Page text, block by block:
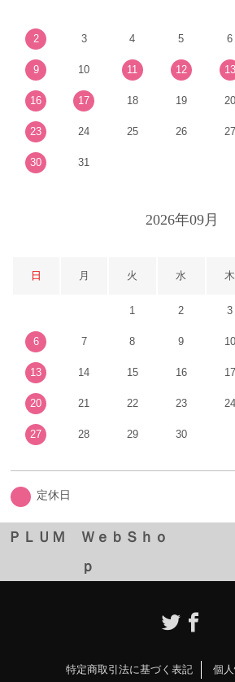
2 3 4 5 6
9 10 11 12 13
16 17 18 19 20
23 24 25 26 27
30 31
2026年09月
日 月 火 水 木
1 2 3
6 7 8 9 10
13 14 15 16 17
20 21 22 23 24
27 28 29 30
定休日
ＰＬＵＭ ＷｅｂＳｈｏ
ｐ
特定商取引法に基づく表記 個